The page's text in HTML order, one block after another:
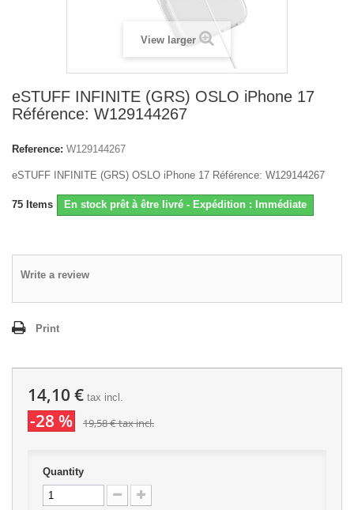
View larger
eSTUFF INFINITE (GRS) OSLO iPhone 17
Référence: W129144267
Reference: W129144267
eSTUFF INFINITE (GRS) OSLO iPhone 17 Référence: W129144267
75 Items En stock prêt à être livré - Expédition : Immédiate
Write a review
Print
14,10 € tax incl.
-28 % 19,58 €tax incl.
Quantity